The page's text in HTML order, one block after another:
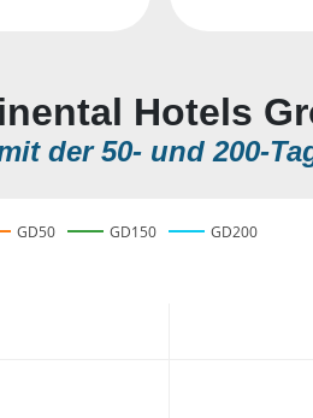
Hotels
der 50- und 200-
GD50 GD150 GD200